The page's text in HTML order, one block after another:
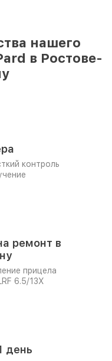
нашего
в Ростове-
контроль
ремонт в
прицела
6.5/13X
день